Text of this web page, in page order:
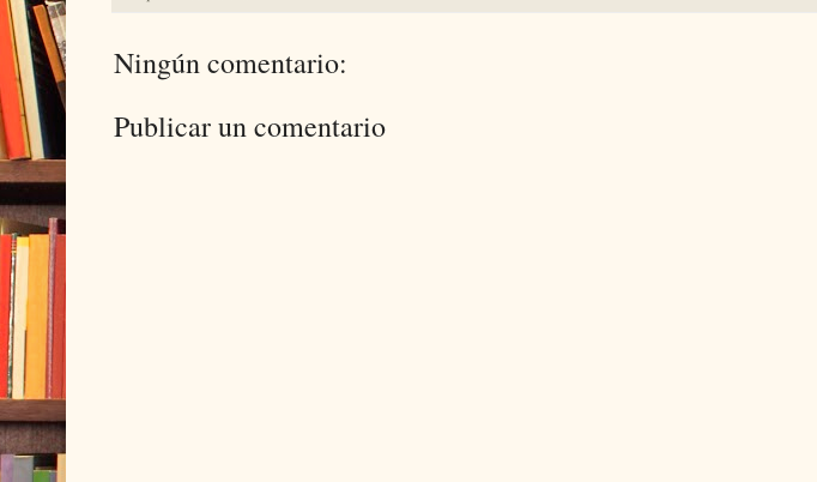
Ningún comentario:
Publicar un comentario